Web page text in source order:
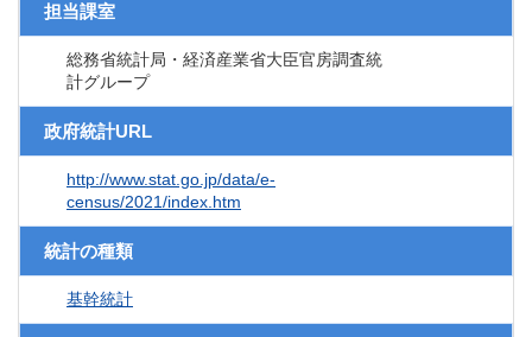
担当課室
総務省統計局・経済産業省大臣官房調査統
計グループ
政府統計URL
http://www.stat.go.jp/data/e-
census/2021/index.htm
統計の種類
基幹統計